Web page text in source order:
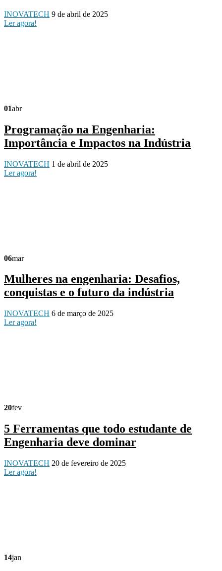
INOVATECH 9 de abril de 2025
Ler agora!
01abr
Programação na Engenharia:
Importância e Impactos na Indústria
INOVATECH 1 de abril de 2025
Ler agora!
06mar
Mulheres na engenharia: Desafios,
conquistas e o futuro da indústria
INOVATECH 6 de março de 2025
Ler agora!
20fev
5 Ferramentas que todo estudante de
Engenharia deve dominar
INOVATECH 20 de fevereiro de 2025
Ler agora!
14jan